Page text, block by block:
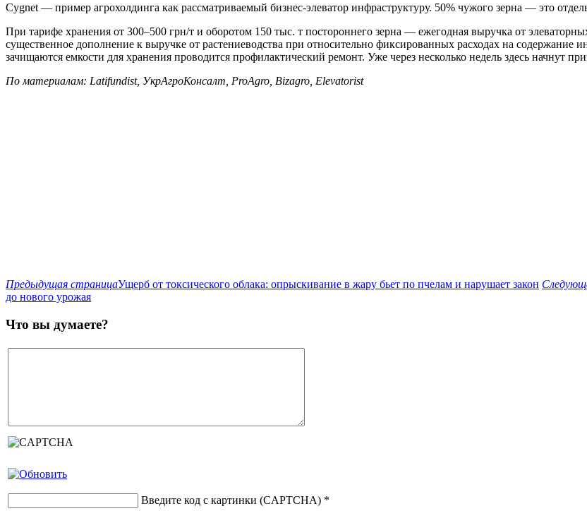
Cygnet — пример агрохолдинга как рассматриваемый бизнес-элеватор инфраструктуру. 50% чужого зерна — это
При тарифе хранения от 300–500 грн/т и оборотом 150 тыс. т постороннего зерна — ежегодная выручка от
существенное дополнение к выручке от растениеводства при относительно фиксированных расходах на содержание
зачищаются емкости для хранения проводится профилактический ремонт. Уже через несколько недель здесь начнут
По материалам: Latifundist, УкрАгроКонсалт, ProAgro, Bizagro, Elevatorist
Предыдущая страницаУщерб от токсического облака: опрыскивание в жару бьет по пчелам и нарушает закон
до нового урожая
Что вы думаете?
Введите код с картинки (CAPTCHA) *